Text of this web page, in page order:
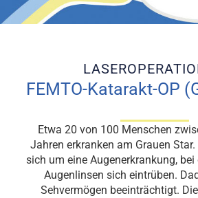
FEMTO-Katarakt-OP
Etwa 20 von 100 Menschen
Jahren erkranken am Grauen
sich um eine Augenerkrankung, bei
Augenlinsen sich eintrüben.
Sehvermögen beeinträchtigt.